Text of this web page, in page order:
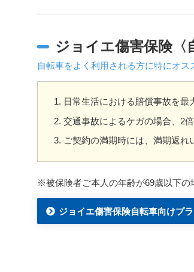
ジョイエ傷害保険〈
自転車をよく利用される方に特にオス
日常生活における賠償事故を最
交通事故によるケガの場合、2
ご契約の満期時には、満期返れ
※被保険者ご本人の年齢が69歳以下の
ジョイエ傷害保険自転車向けプ